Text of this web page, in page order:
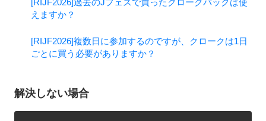
[RIJF2026]過去のJフェスで買ったクロークバッグは使
えますか？
[RIJF2026]複数日に参加するのですが、クロークは1日
ごとに買う必要がありますか？
解決しない場合